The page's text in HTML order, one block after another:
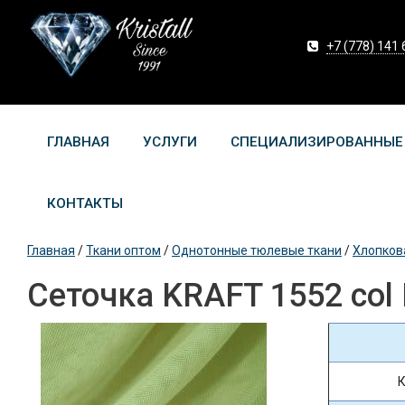
+7 (778) 141
ГЛАВНАЯ УСЛУГИ
КОНТАКТЫ
Главная /Ткани оптом /Однотонные тюлевые ткани /
Сеточка KRAFT 1552